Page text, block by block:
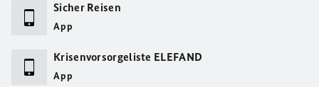
Sicher Reisen
App
Krisenvorsorgeliste ELEFAND
App